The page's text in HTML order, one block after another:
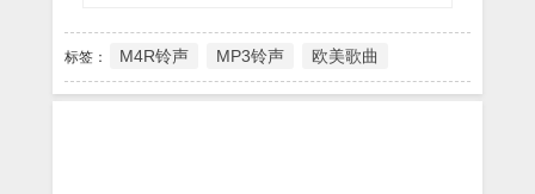
标签： M4R铃声 MP3铃声 欧美歌曲